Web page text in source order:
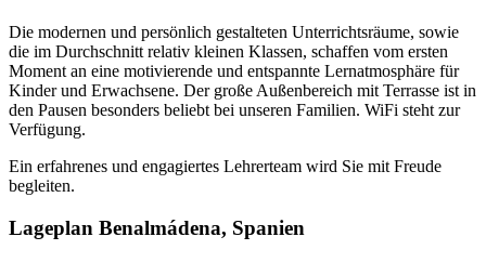
Die modernen und persönlich gestalteten Unterrichtsräume, sowie
die im Durchschnitt relativ kleinen Klassen, schaffen vom ersten
Moment an eine motivierende und entspannte Lernatmosphäre für
Kinder und Erwachsene. Der große Außenbereich mit Terrasse ist in
den Pausen besonders beliebt bei unseren Familien. WiFi steht zur
Verfügung.
Ein erfahrenes und engagiertes Lehrerteam wird Sie mit Freude
begleiten.
Lageplan Benalmádena, Spanien